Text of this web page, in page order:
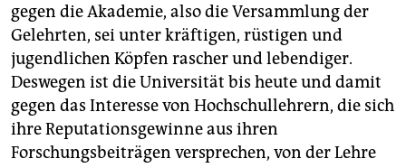
gegen die Akademie, also die Versammlung der
Gelehrten, sei unter kräftigen, rüstigen und
jugendlichen Köpfen rascher und lebendiger.
Deswegen ist die Universität bis heute und damit
gegen das Interesse von Hochschullehrern, die sich
ihre Reputationsgewinne aus ihren
Forschungsbeiträgen versprechen, von der Lehre